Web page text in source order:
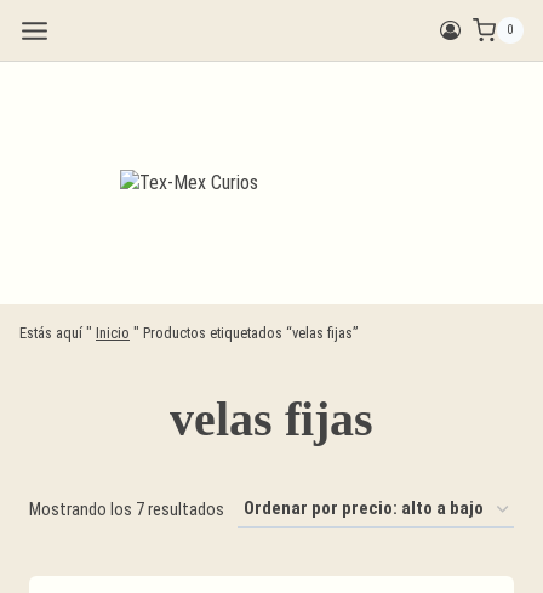
contenido
0
Estás aquí " Inicio " Productos etiquetados “velas fijas”
velas fijas
Mostrando los 7 resultados Ordenado
precio: